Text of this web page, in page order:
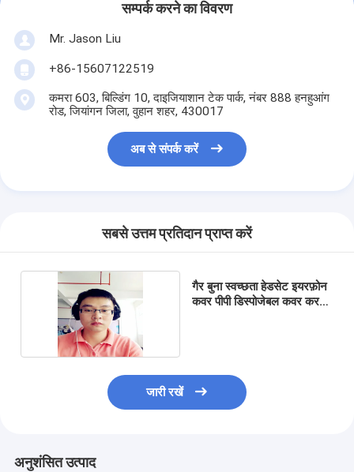
सम्पर्क करने का विवरण
Mr. Jason Liu
+86-15607122519
कमरा 603, बिल्डिंग 10, दाइजियाशान टेक पार्क, नंबर 888 हनहुआंग
रोड, जियांगन जिला, वुहान शहर, 430017
अब से संपर्क करें
सबसे उत्तम प्रतिदान प्राप्त करें
गैर बुना स्वच्छता हेडसेट इयरफ़ोन
कवर पीपी डिस्पोजेबल कवर करता
जारी रखें
अनुशंसित उत्पाद